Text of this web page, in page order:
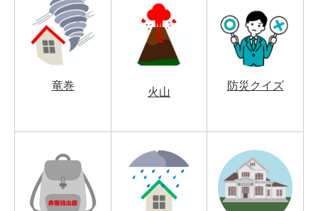
竜巻
火山
防災クイズ